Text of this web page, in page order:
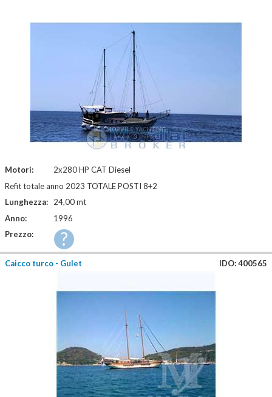
Motori:
2x280 HP CAT Diesel
Refit totale anno 2023 TOTALE POSTI 8+2
Lunghezza:
24,00 mt
Anno:
1996
Prezzo:
?
Caicco turco - Gulet IDO: 400565